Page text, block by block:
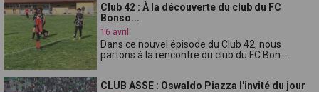
Club 42 : À la découverte du club du FC
Bonso...
16 avril
Dans ce nouvel épisode du Club 42, nous
partons à la rencontre du club du FC Bon...
CLUB ASSE : Oswaldo Piazza l'invité du jour